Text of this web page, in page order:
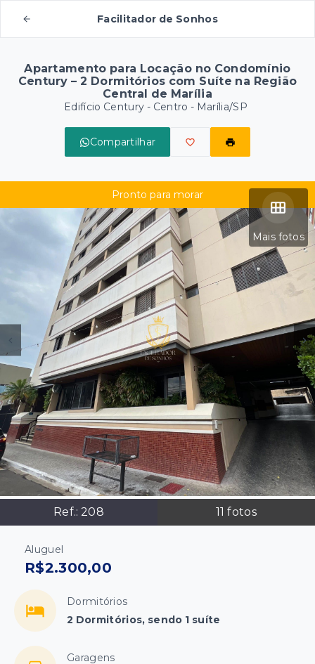
Facilitador de Sonhos
Apartamento para Locação no Condomínio
Century – 2 Dormitórios com Suíte na Região
Central de Marília
Edifício Century - Centro - Marília/SP
Compartilhar
Mais fotos
Ref.: 208 11 fotos
Pronto para morar
Aluguel
R$2.300,00
Dormitórios
2 Dormitórios, sendo 1 suíte
Garagens